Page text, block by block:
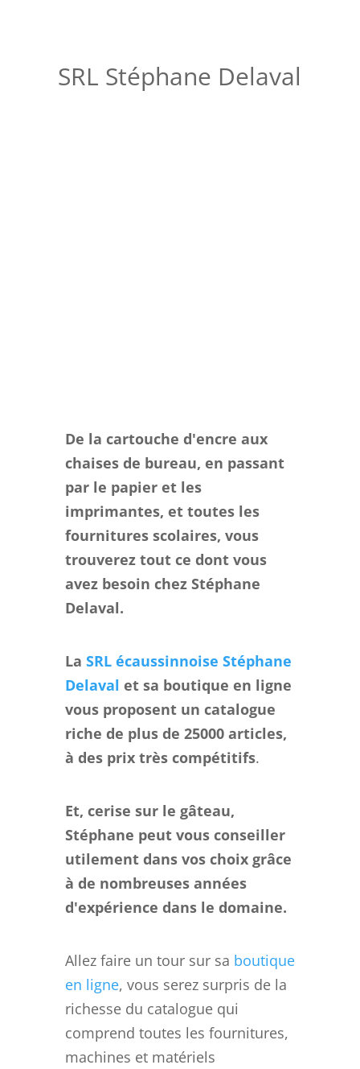
SRL Stéphane Delaval
De la cartouche d'encre aux
chaises de bureau, en passant
par le papier et les
imprimantes, et toutes les
fournitures scolaires, vous
trouverez tout ce dont vous
avez besoin chez Stéphane
Delaval.
La SRL écaussinnoise Stéphane
Delaval et sa boutique en ligne
vous proposent un catalogue
riche de plus de 25000 articles,
à des prix très compétitifs.
Et, cerise sur le gâteau,
Stéphane peut vous conseiller
utilement dans vos choix grâce
à de nombreuses années
d'expérience dans le domaine.
Allez faire un tour sur sa boutique
en ligne, vous serez surpris de la
richesse du catalogue qui
comprend toutes les fournitures,
machines et matériels